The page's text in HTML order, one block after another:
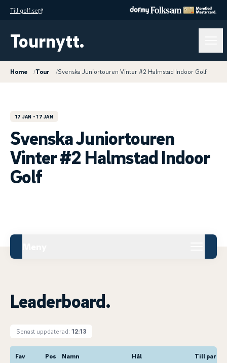
Till golf.se
Tournytt.
Home /Tour /Svenska Juniortouren Vinter #2 Halmstad Indoor Golf
17 JAN - 17 JAN
Svenska Juniortouren
Vinter #2 Halmstad Indoor
Golf
Leaderboard.
Senast uppdaterad: 12:13
Fav Pos Namn Hål Till par